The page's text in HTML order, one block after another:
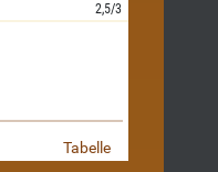
2,5/3
Tabelle